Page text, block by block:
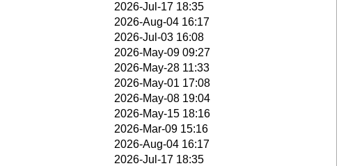
2026-Jul-17 18:35
2026-Aug-04 16:17
2026-Jul-03 16:08
2026-May-09 09:27
2026-May-28 11:33
2026-May-01 17:08
2026-May-08 19:04
2026-May-15 18:16
2026-Mar-09 15:16
2026-Aug-04 16:17
2026-Jul-17 18:35